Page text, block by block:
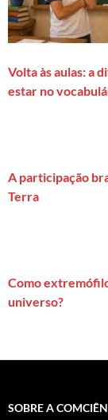
Volta às aulas: a
estar no
A participação
Terra
Como
universo?
SOBRE A